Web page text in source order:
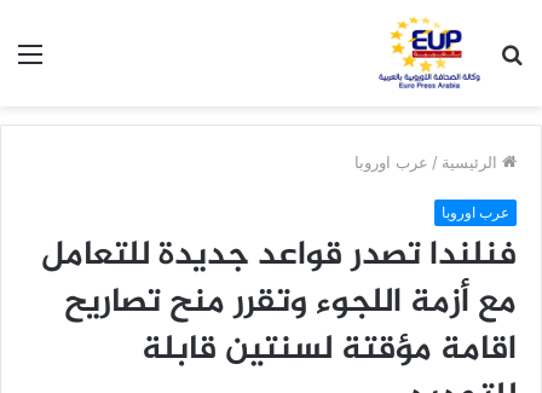
عن
الرئيسية / عرب اوروبا
عرب اوروبا
فنلندا تصدر قواعد جديدة للتعامل
مع أزمة اللجوء وتقرر منح تصاريح
اقامة مؤقتة لسنتين قابلة